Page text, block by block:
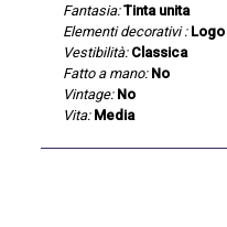
Fantasia: Tinta unita
Elementi decorativi : Logo
Vestibilità: Classica
Fatto a mano: No
Vintage: No
Vita: Media